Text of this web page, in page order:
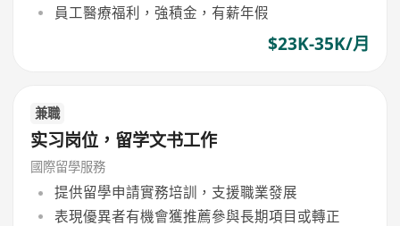
員工醫療福利，強積金，有薪年假
$23K-35K/月
兼職
实习岗位，留学文书工作
國際留學服務
提供留學申請實務培訓，支援職業發展
表現優異者有機會獲推薦參與長期項目或轉正